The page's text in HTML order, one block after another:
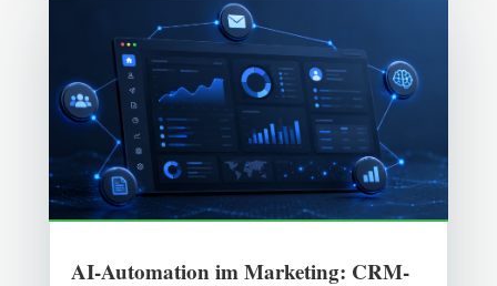
AI-Automation im Marketing: CRM-